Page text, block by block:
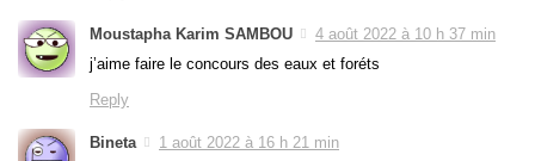
Moustapha Karim SAMBOU
4 août 2022 à 10 h 37 min
j’aime faire le concours des eaux et foréts
Reply
Bineta
1 août 2022 à 16 h 21 min